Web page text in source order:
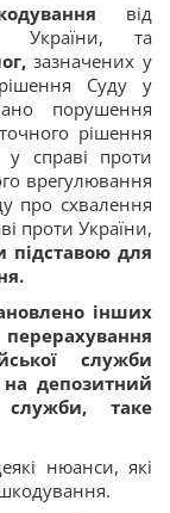
від
України, та
зазначених у
рішення Суду у
порушення
рішення
у справі проти
врегулювання
про схвалення
проти України,
підставою для
інших
служби
депозитний
служби, таке
нюанси, які